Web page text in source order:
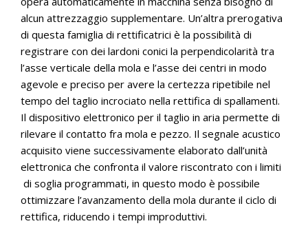
alcun attrezzaggio supplementare. Un’altra prerogativa
di questa famiglia di rettificatrici è la possibilità di
registrare con dei lardoni conici la perpendicolarità tra
l’asse verticale della mola e l’asse dei centri in modo
agevole e preciso per avere la certezza ripetibile nel
tempo del taglio incrociato nella rettifica di spallamenti.
Il dispositivo elettronico per il taglio in aria permette di
rilevare il contatto fra mola e pezzo. Il segnale acustico
acquisito viene successivamente elaborato dall’unità
elettronica che confronta il valore riscontrato con i limiti
di soglia programmati, in questo modo è possibile
ottimizzare l’avanzamento della mola durante il ciclo di
rettifica, riducendo i tempi improduttivi.